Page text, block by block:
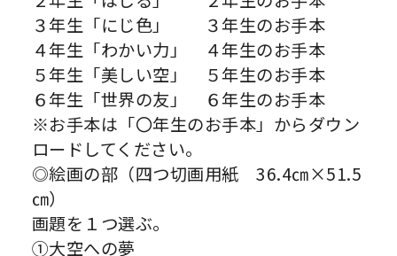
３年生「にじ色」
３年生のお手本
４年生「わかい力」
４年生のお手本
５年生「美しい空」
５年生のお手本
６年生「世界の友」
６年生のお手本
※お手本は「〇年生のお手本」からダウン
ロードしてください。
◎絵画の部（四つ切画用紙 36.4㎝×51.5
㎝）
画題を１つ選ぶ。
①大空への夢